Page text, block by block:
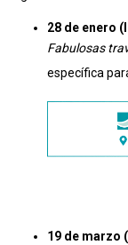
28 de enero
Fabulosas
específica
19 de marzo